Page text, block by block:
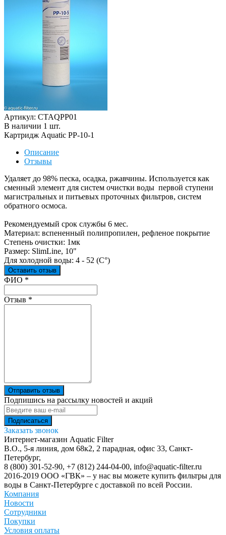
Артикул: CTAQPP01
В наличии 1 шт.
Картридж Aquatic PP-10-1
Описание
Отзывы
Удаляет до 98% песка, осадка, ржавчины. Используется как
сменный элемент для систем очистки воды первой ступени
магистральных и питьевых проточных фильтров, систем
обратного осмоса.
Рекомендуемый срок службы 6 мес.
Материал: вспененный полипропилен, рефленое покрытие
Степень очистки: 1мк
Размер: SlimLine, 10"
Для холодной воды: 4 - 52 (С°)
Оставить отзыв
Ваш отзыв был отправлен!
ФИО *
Отзыв *
Отправить отзыв
Подпишись на рассылку новостей и акций
Заказать звонок
Интернет-магазин Aquatic Filter
В.О., 5-я линия, дом 68к2, 2 парадная, офис 33, Санкт-
Петербург,
8 (800) 301-52-90, +7 (812) 244-04-00, info@aquatic-filter.ru
2016-2019 ООО «ГВК» – у нас вы можете купить фильтры для
воды в Санкт-Петербурге с доставкой по всей России.
Компания
Новости
Сотрудники
Покупки
Условия оплаты